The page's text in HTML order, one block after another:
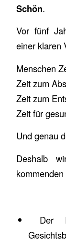
Schön.
Vor fünf
einer klaren
Menschen
Zeit zum
Zeit zum
Zeit für
Und genau
Deshalb
Der